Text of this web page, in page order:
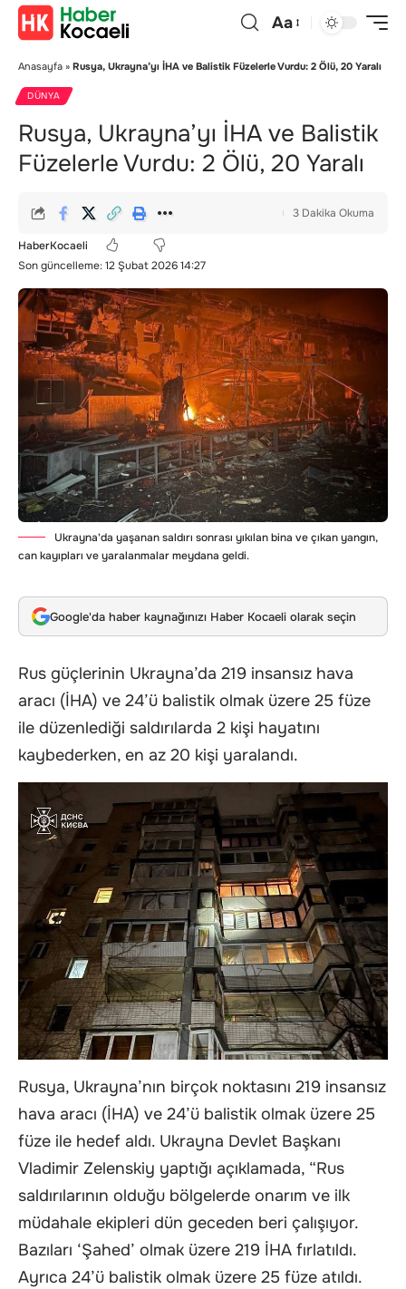
Aa
Anasayfa » Rusya, Ukrayna’yı İHA ve Balistik Füzelerle Vurdu: 2 Ölü, 20 Yaralı
DÜNYA
Rusya, Ukrayna’yı İHA ve Balistik
Füzelerle Vurdu: 2 Ölü, 20 Yaralı
Son güncelleme: 12 Şubat 2026 14:27
HaberKocaeli
3 Dakika Okuma
Ukrayna'da yaşanan saldırı sonrası yıkılan bina ve çıkan yangın,
can kayıpları ve yaralanmalar meydana geldi.
Google'da haber kaynağınızı Haber Kocaeli olarak seçin
Rus güçlerinin Ukrayna’da 219 insansız hava
aracı (İHA) ve 24’ü balistik olmak üzere 25 füze
ile düzenlediği saldırılarda 2 kişi hayatını
kaybederken, en az 20 kişi yaralandı.
Rusya, Ukrayna’nın birçok noktasını 219 insansız
hava aracı (İHA) ve 24’ü balistik olmak üzere 25
füze ile hedef aldı. Ukrayna Devlet Başkanı
Vladimir Zelenskiy yaptığı açıklamada, “Rus
saldırılarının olduğu bölgelerde onarım ve ilk
müdahale ekipleri dün geceden beri çalışıyor.
Bazıları ‘Şahed’ olmak üzere 219 İHA fırlatıldı.
Ayrıca 24’ü balistik olmak üzere 25 füze atıldı.